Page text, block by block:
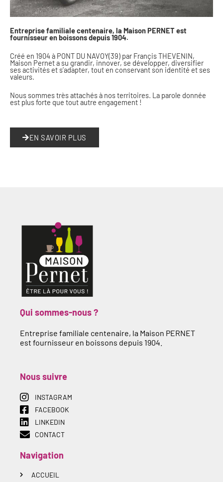
Entreprise familiale centenaire, la Maison PERNET est
fournisseur en boissons depuis 1904.
Créé en 1904 à PONT DU NAVOY(39) par Françis THEVENIN,
Maison Pernet a su grandir, innover, se développer, diversifier
ses activités et s’adapter, tout en conservant son identité et ses
valeurs.
Nous sommes très attachés à nos territoires. La parole donnée
est plus forte que tout autre engagement !
EN SAVOIR PLUS
Qui sommes-nous ?
Entreprise familiale centenaire, la Maison PERNET
est fournisseur en boissons depuis 1904.
Nous suivre
INSTAGRAM
FACEBOOK
LINKEDIN
CONTACT
Navigation
ACCUEIL